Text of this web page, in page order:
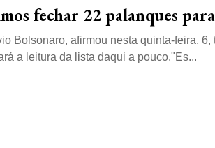
fechar 22 palanques
Bolsonaro, afirmou nesta quinta-feira,
a leitura da lista daqui a pouco."Es...